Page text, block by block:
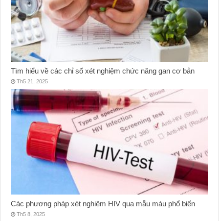
Tìm hiểu về các chỉ số xét nghiệm chức năng gan cơ bản
Th5 21, 2025
Các phương pháp xét nghiệm HIV qua mẫu máu phổ biến
Th5 8, 2025